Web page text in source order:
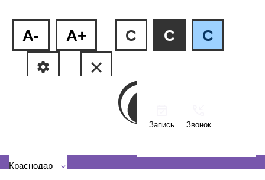
A- A+ C C C
Запись Звонок
Краснодар